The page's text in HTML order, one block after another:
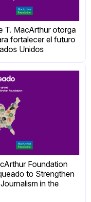
T. MacArthur otorga
fortalecer el futuro
Unidos
Foundation
to Strengthen
in the